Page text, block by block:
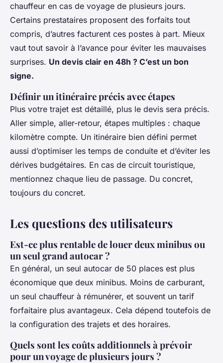
chauffeur en cas de voyage de plusieurs jours.
Certains prestataires proposent des forfaits tout
compris, d’autres facturent ces postes à part. Mieux
vaut tout savoir à l’avance pour éviter les mauvaises
surprises. Un devis clair en 48h ? C’est un bon
signe.
Définir un itinéraire précis avec étapes
Plus votre trajet est détaillé, plus le devis sera précis.
Aller simple, aller-retour, étapes multiples : chaque
kilomètre compte. Un itinéraire bien défini permet
aussi d’optimiser les temps de conduite et d’éviter les
dérives budgétaires. En cas de circuit touristique,
mentionnez chaque lieu de passage. Du concret,
toujours du concret.
Les questions des utilisateurs
Est-ce plus rentable de louer deux minibus ou
un seul grand autocar ?
En général, un seul autocar de 50 places est plus
économique que deux minibus. Moins de carburant,
un seul chauffeur à rémunérer, et souvent un tarif
forfaitaire plus avantageux. Cela dépend toutefois de
la configuration des trajets et des horaires.
Quels sont les coûts additionnels à prévoir
pour un voyage de plusieurs jours ?